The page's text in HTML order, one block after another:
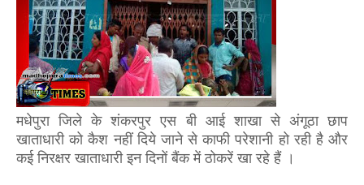
मधेपुरा जिले के शंकरपुर एस बी आई शाखा से अंगूठा छाप
खाताधारी को कैश नहीं दिये जाने से काफी परेशानी हो रही है और
कई निरक्षर खाताधारी इन दिनों बैंक में ठोकरें खा रहे हैं ।